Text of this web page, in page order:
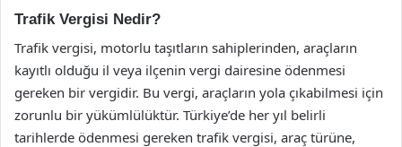
Trafik Vergisi Nedir?
Trafik vergisi, motorlu taşıtların sahiplerinden, araçların
kayıtlı olduğu il veya ilçenin vergi dairesine ödenmesi
gereken bir vergidir. Bu vergi, araçların yola çıkabilmesi için
zorunlu bir yükümlülüktür. Türkiye’de her yıl belirli
tarihlerde ödenmesi gereken trafik vergisi, araç türüne,